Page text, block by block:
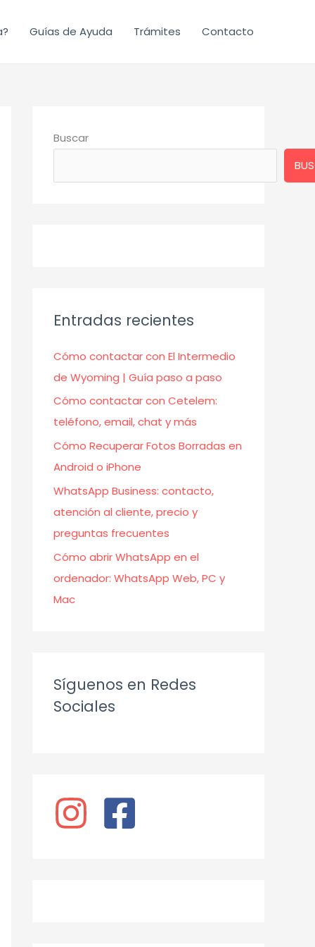
Guías de Ayuda Trámites Contacto
Buscar
Entradas recientes
Cómo contactar con El Intermedio
de Wyoming | Guía paso a paso
Cómo contactar con Cetelem:
teléfono, email, chat y más
Cómo Recuperar Fotos Borradas en
Android o iPhone
WhatsApp Business: contacto,
atención al cliente, precio y
preguntas frecuentes
Cómo abrir WhatsApp en el
ordenador: WhatsApp Web, PC y
Mac
Síguenos en Redes
Sociales